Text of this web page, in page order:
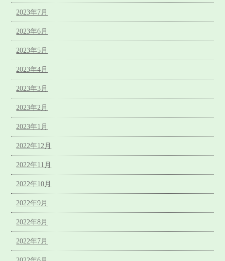
2023年7月
2023年6月
2023年5月
2023年4月
2023年3月
2023年2月
2023年1月
2022年12月
2022年11月
2022年10月
2022年9月
2022年8月
2022年7月